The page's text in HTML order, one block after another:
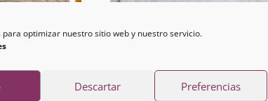
para optimizar nuestro sitio web y nuestro servicio.
Descartar Preferencias
Joana
Edredón Borreguito Lua Cama 135
79,90